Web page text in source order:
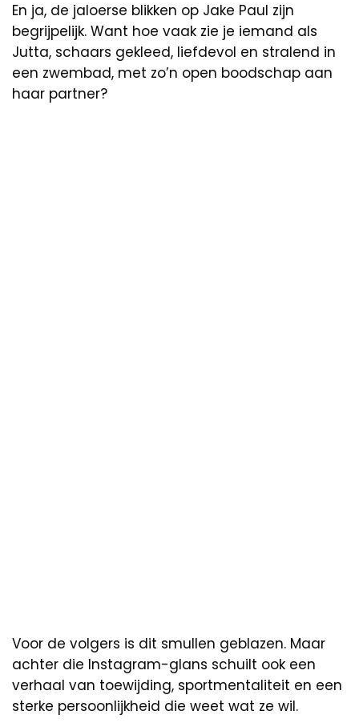
En ja, de jaloerse blikken op Jake Paul zijn
begrijpelijk. Want hoe vaak zie je iemand als
Jutta, schaars gekleed, liefdevol en stralend in
een zwembad, met zo’n open boodschap aan
haar partner?
Voor de volgers is dit smullen geblazen. Maar
achter die Instagram-glans schuilt ook een
verhaal van toewijding, sportmentaliteit en een
sterke persoonlijkheid die weet wat ze wil.